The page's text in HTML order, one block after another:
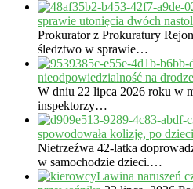
sprawie utonięcia dwóch
Prokurator z Prokuratury
śledztwo w sprawie…
nieodpowiedzialność na
W dniu 22 lipca 2026 roku w
inspektorzy…
spowodowała kolizję, po
Nietrzeźwa 42-latka
w samochodzie dzieci.…
Lawina naruszeń